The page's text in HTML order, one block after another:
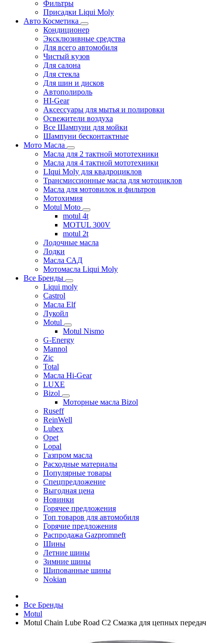
Фильтры
Присадки Liqui Moly
Авто Косметика
Кондиционер
Эксклюзивные средства
Для всего автомобиля
Чистый кузов
Для салона
Для стекла
Для шин и дисков
Автополироль
HI-Gear
Аксессуары для мытья и полировки
Освежители воздуха
Все Шампуни для мойки
Шампуни бесконтактные
Мото Масла
Масла для 2 тактной мототехники
Масла для 4 тактной мототехники
LIqui Moly для квадроциклов
Трансмиссионные масла для мотоциклов
Масла для мотовилок и фильтров
Мотохимия
Motul Moto
motul 4t
MOTUL 300V
motul 2t
Лодочные масла
Лодки
Масла САД
Мотомасла Liqui Moly
Все Бренды
Liqui moly
Castrol
Масла Elf
Лукойл
Motul
Motul Nismo
G-Energy
Mannol
Zic
Total
Масла Hi-Gear
LUXE
Bizol
Моторные масла Bizol
Ruseff
ReinWell
Lubex
Opet
Lopal
Газпром масла
Расходные материалы
Популярные товары
Спецпредложение
Выгодная цена
Новинки
Горячее предложения
Топ товаров для автомобиля
Горячие предложения
Распродажа Gazpromneft
Шины
Летние шины
Зимние шины
Шипованные шины
Nokian
Все Бренды
Motul
Motul Chain Lube Road C2 Смазка для цепных передач